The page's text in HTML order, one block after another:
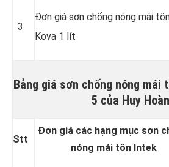
3
Đơn giá sơn chống nóng mái
Kova 1 lít
Bảng giá sơn chống nóng mái
5 của Huy
Stt
Đơn giá các hạng mục sơn
nóng mái tôn Intek